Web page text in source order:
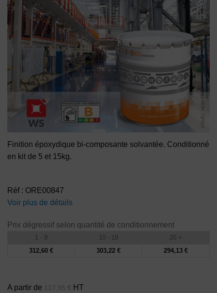
Finition époxydique bi-composante solvantée. Conditionné
en kit de 5 et 15kg.
Réf : ORE00847
Voir plus de détails
Prix dégressif selon quantité de conditionnement
1 - 9 10 - 19
20 +
312,60 € 303,22 € 294,13 €
A partir de 117,95 € HT